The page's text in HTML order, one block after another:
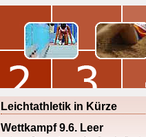
Leichtathletik in Kürze
Wettkampf 9.6. Leer